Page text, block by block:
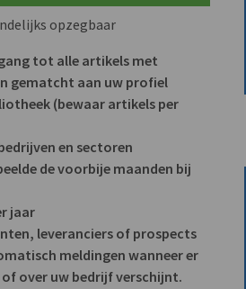
opzegbaar
tot alle artikels met
en gematcht aan uw profiel
(bewaar artikels per
en sectoren
de voorbije maanden bij
jaar
leveranciers of prospects
meldingen wanneer er
of over uw bedrijf verschijnt.